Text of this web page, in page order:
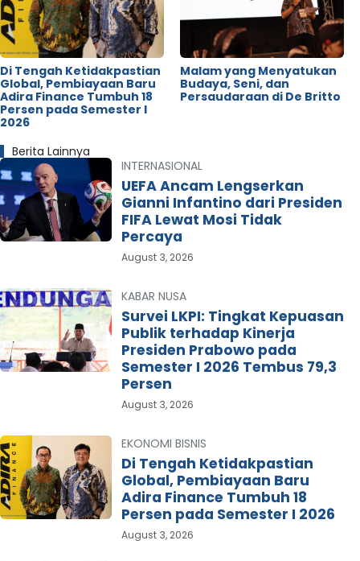
Di Tengah Ketidakpastian
Global, Pembiayaan Baru
Adira Finance Tumbuh 18
Persen pada Semester I
2026
Malam yang Menyatukan
Budaya, Seni, dan
Persaudaraan di De Britto
Berita Lainnya
INTERNASIONAL
UEFA Ancam Lengserkan
Gianni Infantino dari Presiden
FIFA Lewat Mosi Tidak
Percaya
August 3, 2026
KABAR NUSA
Survei LKPI: Tingkat Kepuasan
Publik terhadap Kinerja
Presiden Prabowo pada
Semester I 2026 Tembus 79,3
Persen
August 3, 2026
EKONOMI BISNIS
Di Tengah Ketidakpastian
Global, Pembiayaan Baru
Adira Finance Tumbuh 18
Persen pada Semester I 2026
August 3, 2026